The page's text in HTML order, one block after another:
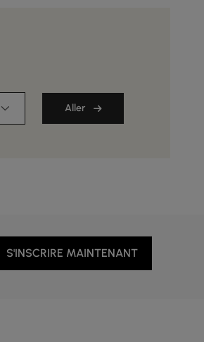
Aller
S'INSCRIRE MAINTENANT